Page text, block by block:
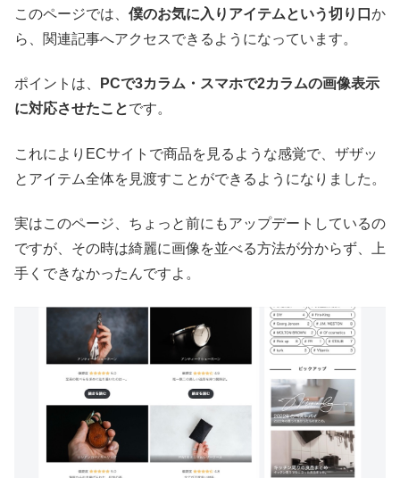
このページでは、 僕のお気に入りアイテムという切り口 か
ら、関連記事へアクセスできるようになっています。
ポイントは、
PCで3カラム・スマホで2カラムの画像表示
に対応させたことです。
これによりECサイトで商品を見るような感覚で、ザザッ
とアイテム全体を見渡すことができるようになりました。
実はこのページ、ちょっと前にもアップデートしているの
ですが、その時は綺麗に画像を並べる方法が分からず、上
手くできなかったんですよ。